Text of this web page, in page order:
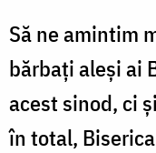
Să ne amintim
bărbaţi aleşi ai
acest sinod, ci
în total,